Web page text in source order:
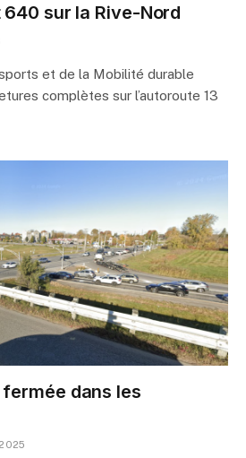
sur la Rive-Nord
et de la Mobilité durable
complètes sur l’autoroute 13
dans les